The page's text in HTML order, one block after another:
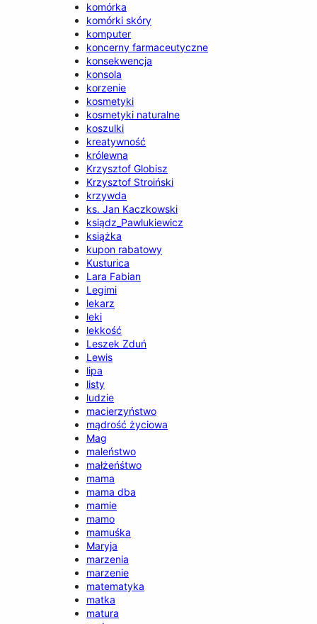
komórka
komórki skóry
komputer
koncerny farmaceutyczne
konsekwencja
konsola
korzenie
kosmetyki
kosmetyki naturalne
koszulki
kreatywność
królewna
Krzysztof Globisz
Krzysztof Stroiński
krzywda
ks. Jan Kaczkowski
ksiądz_Pawlukiewicz
książka
kupon rabatowy
Kusturica
Lara Fabian
Legimi
lekarz
leki
lekkość
Leszek Zduń
Lewis
lipa
listy
ludzie
macierzyństwo
mądrość życiowa
Mag
maleństwo
małżeńśtwo
mama
mama dba
mamie
mamo
mamuśka
Maryja
marzenia
marzenie
matematyka
matka
matura